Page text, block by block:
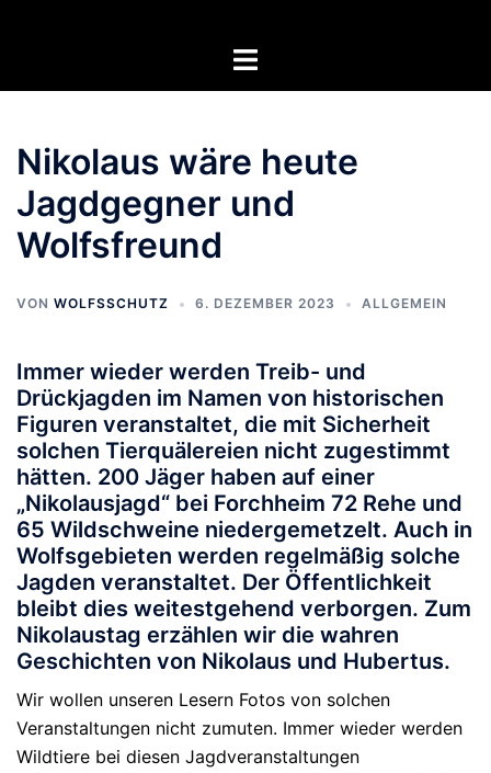
Menü
Nikolaus wäre heute
Jagdgegner und
Wolfsfreund
VON WOLFSSCHUTZ 6. DEZEMBER 2023 ALLGEMEIN
Immer wieder werden Treib- und
Drückjagden im Namen von historischen
Figuren veranstaltet, die mit Sicherheit
solchen Tierquälereien nicht zugestimmt
hätten. 200 Jäger haben auf einer
„Nikolausjagd“ bei Forchheim 72 Rehe und
65 Wildschweine niedergemetzelt. Auch in
Wolfsgebieten werden regelmäßig solche
Jagden veranstaltet. Der Öffentlichkeit
bleibt dies weitestgehend verborgen. Zum
Nikolaustag erzählen wir die wahren
Geschichten von Nikolaus und Hubertus.
Wir wollen unseren Lesern Fotos von solchen
Veranstaltungen nicht zumuten. Immer wieder werden
Wildtiere bei diesen Jagdveranstaltungen